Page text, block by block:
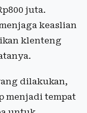
juta.
keaslian
klenteng
dilakukan,
menjadi tempat